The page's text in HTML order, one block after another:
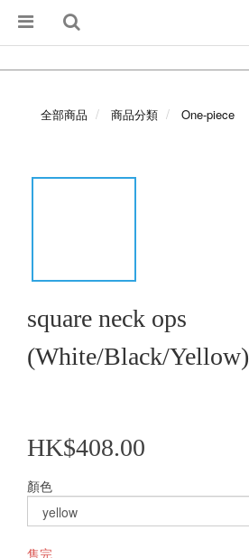
全部商品 商品分類 One-piece
square neck ops
(White/Black/Yellow)
HK$408.00
顏色
售完